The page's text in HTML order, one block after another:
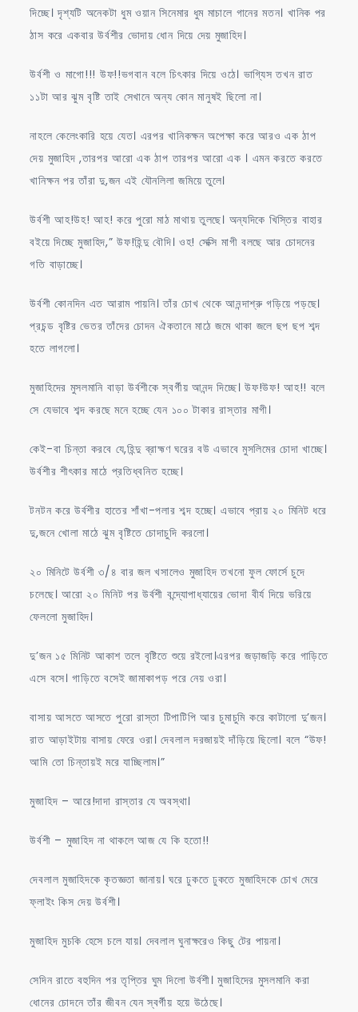
দিচ্ছে। দৃশ্যটি অনেকটা ধুম ওয়ান সিনেমার ধুম মাচালে গানের মতন। খানিক পর
ঠাস করে একবার উর্বশীর ভোদায় ধোন দিয়ে দেয় মুজাহিদ।
উর্বশী ও মাগো!!! উফ!!ভগবান বলে চিৎকার দিয়ে ওঠে। ভাগ্যিস তখন রাত
১১টা আর ঝুম বৃষ্টি তাই সেখানে অন্য কোন মানুষই ছিলো না।
নাহলে কেলেংকারি হয়ে যেত। এরপর খানিকক্ষন অপেক্ষা করে আরও এক ঠাপ
দেয় মুজাহিদ ,তারপর আরো এক ঠাপ তারপর আরো এক । এমন করতে করতে
খানিক্ষন পর তাঁরা দু,জন এই যৌনলিলা জমিয়ে তুলে।
উর্বশী আহ!উহ! আহ! করে পুরো মাঠ মাথায় তুলছে। অন্যদিকে খিস্তির বাহার
বইয়ে দিচ্ছে মুজাহিদ,” উফ!হিন্দু বৌদি। ওহ! সেক্সি মাগী বলছে আর চোদনের
গতি বাড়াচ্ছে।
উর্বশী কোনদিন এত আরাম পায়নি। তাঁর চোখ থেকে আনন্দাশ্রু গড়িয়ে পড়ছে।
প্রচন্ড বৃষ্টির ভেতর তাঁদের চোদন ঐকতানে মাঠে জমে থাকা জলে ছপ ছপ শব্দ
হতে লাগলো।
মুজাহিদের মুসলমানি বাড়া উর্বশীকে স্বর্গীয় আনন্দ দিচ্ছে। উফ!উফ! আহ!! বলে
সে যেভাবে শব্দ করছে মনে হচ্ছে যেন ১০০ টাকার রাস্তার মাগী।
কেই-বা চিন্তা করবে যে,হিন্দু ব্রাহ্মণ ঘরের বউ এভাবে মুসলিমের চোদা খাচ্ছে।
উর্বশীর শীৎকার মাঠে প্রতিধ্বনিত হচ্ছে।
টনটন করে উর্বশীর হাতের শাঁখা-পলার শব্দ হচ্ছে। এভাবে প্রায় ২০ মিনিট ধরে
দু,জনে খোলা মাঠে ঝুম বৃষ্টিতে চোদাচুদি করলো।
২০ মিনিটে উর্বশী ৩/৪ বার জল খসালেও মুজাহিদ তখনো ফুল ফোর্সে চুদে
চলেছে। আরো ২০ মিনিট পর উর্বশী বন্দ্যোপাধ্যায়ের ভোদা বীর্য দিয়ে ভরিয়ে
ফেললো মুজাহিদ।
দু’জন ১৫ মিনিট আকাশ তলে বৃষ্টিতে শুয়ে রইলো।এরপর জড়াজড়ি করে গাড়িতে
এসে বসে। গাড়িতে বসেই জামাকাপড় পরে নেয় ওরা।
বাসায় আসতে আসতে পুরো রাস্তা টিপাটিপি আর চুমাচুমি করে কাটালো দু’জন।
রাত আড়াইটায় বাসায় ফেরে ওরা। দেবলাল দরজায়ই দাঁড়িয়ে ছিলো। বলে “উফ!
আমি তো চিন্তায়ই মরে যাচ্ছিলাম।”
মুজাহিদ – আরে!দাদা রাস্তার যে অবস্থা।
উর্বশী – মুজাহিদ না থাকলে আজ যে কি হতো!!
দেবলাল মুজাহিদকে কৃতজ্ঞতা জানায়। ঘরে ঢুকতে ঢুকতে মুজাহিদকে চোখ মেরে
ফ্লাইং কিস দেয় উর্বশী।
মুজাহিদ মুচকি হেসে চলে যায়। দেবলাল ঘুনাক্ষরেও কিছু টের পায়না।
সেদিন রাতে বহুদিন পর তৃপ্তির ঘুম দিলো উর্বশী। মুজাহিদের মুসলমানি করা
ধোনের চোদনে তাঁর জীবন যেন স্বর্গীয় হয়ে উঠেছে।